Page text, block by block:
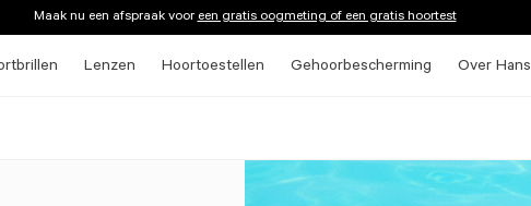
Maak nu een afspraak vooreen gratis oogmeting of een gratis hoortest
Lenzen Hoortoestellen Gehoorbescherming Over Hans